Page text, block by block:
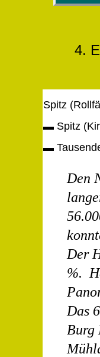
4.
Spitz
▬ Spitz
▬
Den
Der
%.
Das
Burg